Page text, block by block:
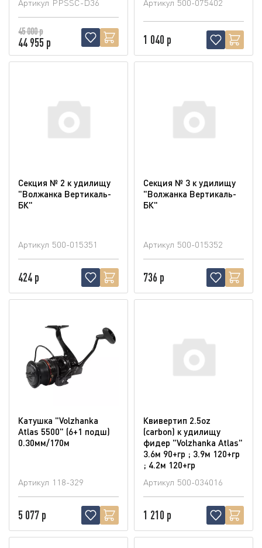
Артикул PPSSC-D36
45 000 р
44 955 р
Артикул 500-075402
1 040 р
Секция № 2 к удилищу
"Волжанка Вертикаль-
БК"
Артикул 500-015351
424 р
Секция № 3 к удилищу
"Волжанка Вертикаль-
БК"
Артикул 500-015352
736 р
Катушка "Volzhanka
Atlas 5500" (6+1 подш)
0.30мм/170м
Артикул 118-329
5 077 р
Квивертип 2.5oz
(carbon) к удилищу
фидер "Volzhanka Atlas"
3.6м 90+гр ; 3.9м 120+гр
; 4.2м 120+гр
Артикул 500-034016
1 210 р